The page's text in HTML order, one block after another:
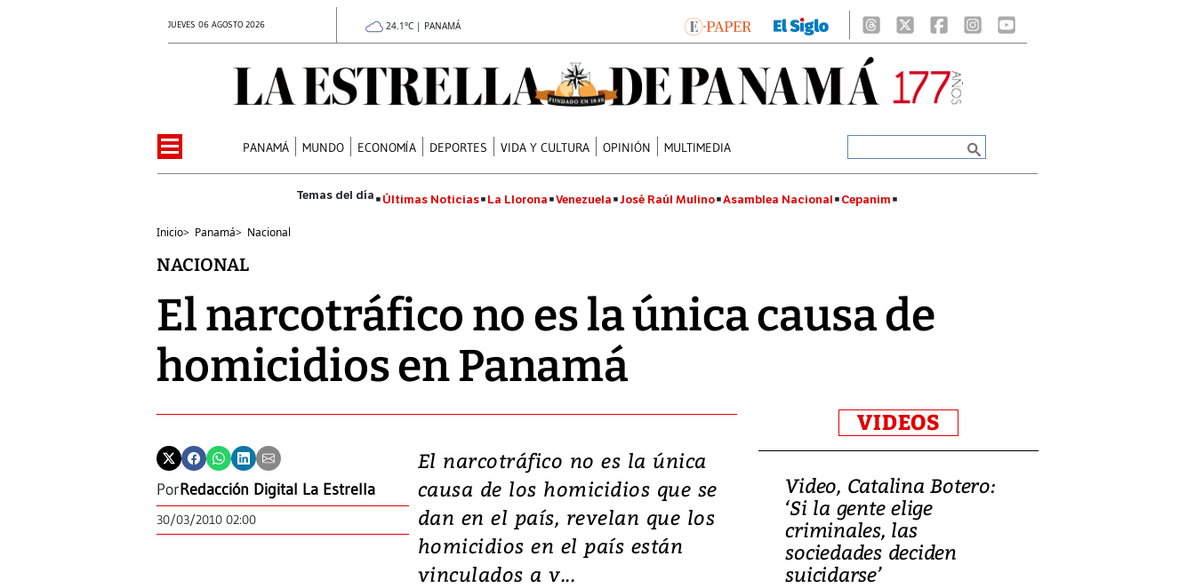
JUEVES 06 AGOSTO 2026 24.1°C | PANAMÁ
PANAMÁ MUNDO ECONOMÍA DEPORTES VIDA Y CULTURA OPINIÓN MULTIMEDIA
Últimas Noticias La Llorona Venezuela José Raúl Mulino Asamblea Nacional Cepanim
Inicio> Panamá> Nacional
NACIONAL
El narcotráfico no es la única causa de
homicidios en Panamá
PorRedacción Digital La Estrella
30/03/2010 02:00
El narcotráfico no es la única
causa de los homicidios que se
dan en el país, revelan que los
homicidios en el país están
vinculados a v...
VIDEOS
Video, Japón: Terremoto
deja heridos y graves
daños en Kumamoto
Video, Catalina Botero:
‘Si la gente elige
criminales, las
sociedades deciden
suicidarse’